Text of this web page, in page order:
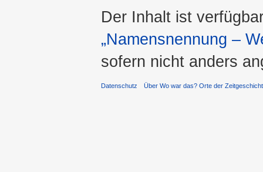
Der Inhalt ist
„Namensnennung –
sofern nicht anders
Datenschutz Über Wo war das? Orte der